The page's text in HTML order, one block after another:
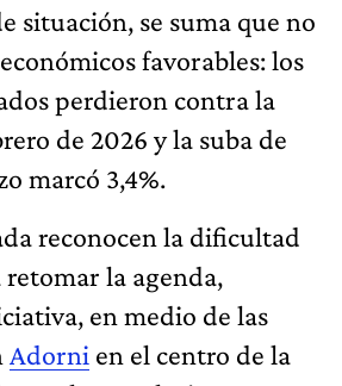
situación, se suma que no
favorables: los
perdieron contra la
de 2026 y la suba de
marcó 3,4%.
reconocen la dificultad
la agenda,
en medio de las
Adorni en el centro de la